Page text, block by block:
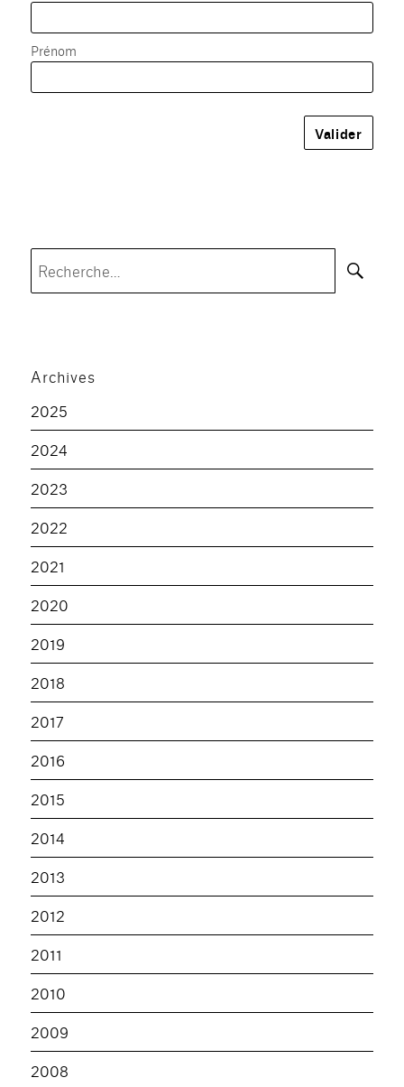
Prénom
Archives
2025
2024
2023
2022
2021
2020
2019
2018
2017
2016
2015
2014
2013
2012
2011
2010
2009
2008